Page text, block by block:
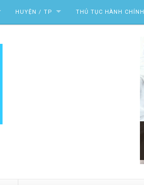
HUYỆN / TP THỦ TỤC HÀNH CHÍNH